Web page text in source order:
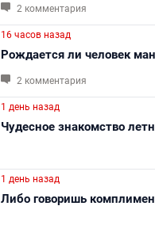
2 комментария
16 часов назад
Рождается ли человек
2 комментария
1 день назад
Чудесное знакомство
1 день назад
Либо говоришь